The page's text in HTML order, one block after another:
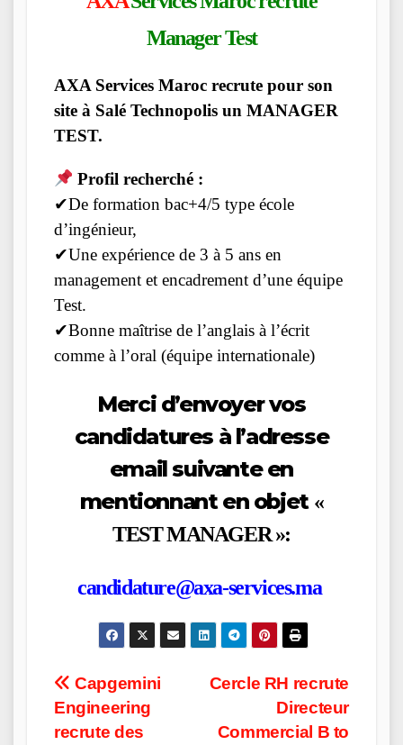
Manager Test
AXA Services Maroc recrute pour son
site à Salé Technopolis un MANAGER
TEST.
Profil recherché :
✔De formation bac+4/5 type école
d’ingénieur,
✔Une expérience de 3 à 5 ans en
management et encadrement d’une équipe
Test.
✔Bonne maîtrise de l’anglais à l’écrit
comme à l’oral (équipe internationale)
Merci d’envoyer vos
candidatures à l’adresse
email suivante en
mentionnant en objet «
TEST MANAGER »:
candidature@axa-services.ma
Post
navigation
Cercle RH recrute
Directeur
Commercial B to
Capgemini
Engineering
recrute des